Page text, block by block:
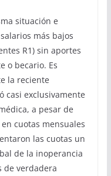
situación e
más bajos
R1) sin aportes
o becario. Es
la reciente
casi exclusivamente
a pesar de
cuotas mensuales
las cuotas un
de la inoperancia
de verdadera